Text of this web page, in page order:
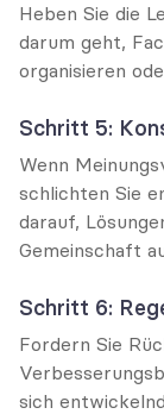
Heben Sie die
darum geht,
organisieren
Schritt 5:
Wenn
schlichten Sie
darauf,
Gemeinschaft
Schritt 6:
Fordern Sie
sich